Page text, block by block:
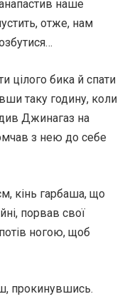
наше
отже, нам
цілого бика й спати
таку годину, коли
Джинагаз на
з нею до себе
кінь гарбаша, що
порвав свої
ногою, щоб
прокинувшись.